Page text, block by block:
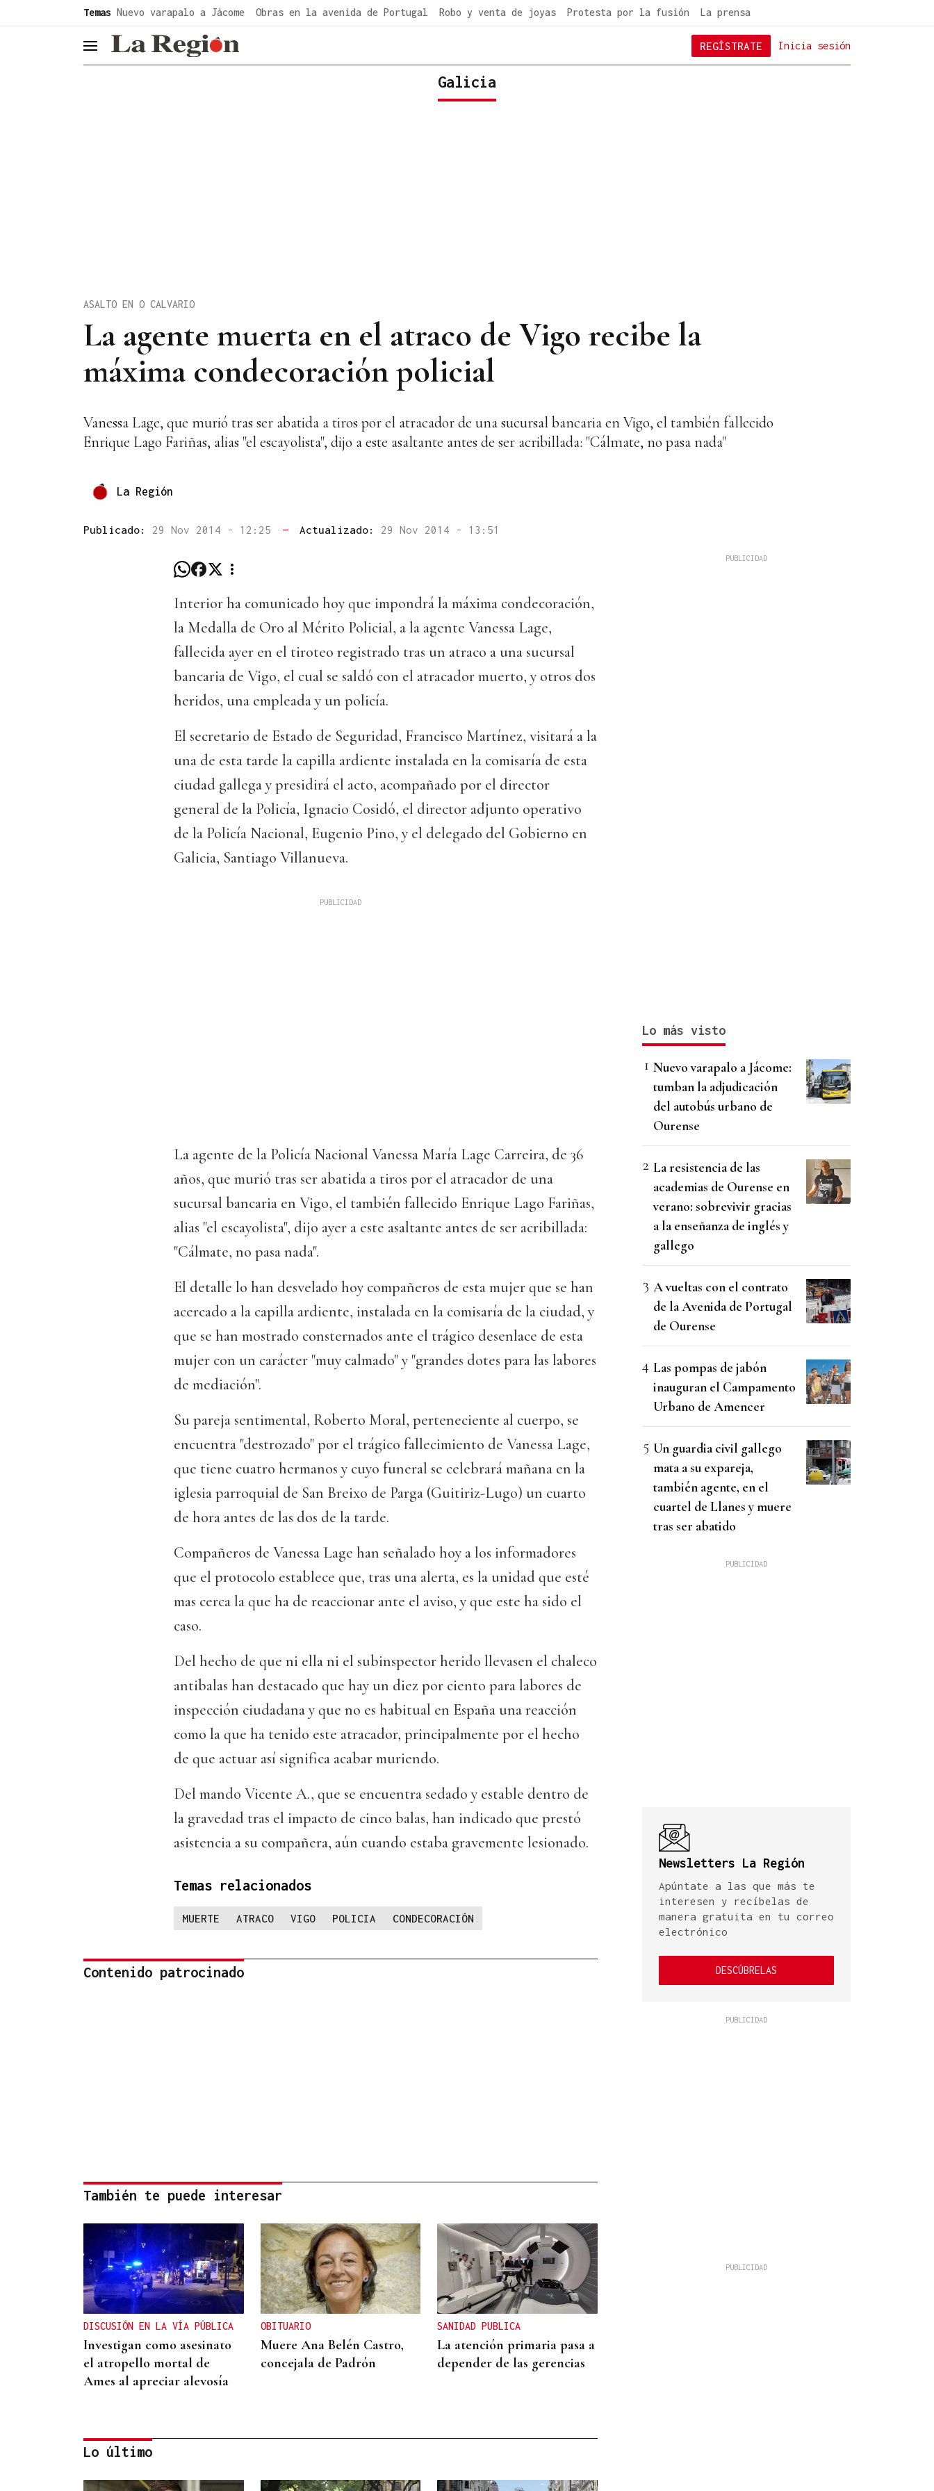
Temas Nuevo varapalo a Jácome Obras en la avenida de Portugal Robo y venta de joyas Protesta por la fusión La prensa
header.menu.open Inicia sesión
REGÍSTRATE
Galicia
La agente muerta en el atraco de Vigo recibe la
máxima condecoración policial
ASALTO EN O CALVARIO
Vanessa Lage, que murió tras ser abatida a tiros por el atracador de una sucursal bancaria en Vigo, el también fallecido
Enrique Lago Fariñas, alias "el escayolista", dijo a este asaltante antes de ser acribillada: "Cálmate, no pasa nada"
La Región
Publicado: 29 Nov 2014 - 12:25 — Actualizado: 29 Nov 2014 - 13:51
Interior ha comunicado hoy que impondrá la máxima condecoración,
la Medalla de Oro al Mérito Policial, a la agente Vanessa Lage,
fallecida ayer en el tiroteo registrado tras un atraco a una sucursal
bancaria de Vigo, el cual se saldó con el atracador muerto, y otros dos
heridos, una empleada y un policía.
El secretario de Estado de Seguridad, Francisco Martínez, visitará a la
una de esta tarde la capilla ardiente instalada en la comisaría de esta
ciudad gallega y presidirá el acto, acompañado por el director
general de la Policía, Ignacio Cosidó, el director adjunto operativo
de la Policía Nacional, Eugenio Pino, y el delegado del Gobierno en
Galicia, Santiago Villanueva.
La agente de la Policía Nacional Vanessa María Lage Carreira, de 36
años, que murió tras ser abatida a tiros por el atracador de una
sucursal bancaria en Vigo, el también fallecido Enrique Lago Fariñas,
alias "el escayolista", dijo ayer a este asaltante antes de ser acribillada:
"Cálmate, no pasa nada".
El detalle lo han desvelado hoy compañeros de esta mujer que se han
acercado a la capilla ardiente, instalada en la comisaría de la ciudad, y
que se han mostrado consternados ante el trágico desenlace de esta
mujer con un carácter "muy calmado" y "grandes dotes para las labores
de mediación".
Su pareja sentimental, Roberto Moral, perteneciente al cuerpo, se
encuentra "destrozado" por el trágico fallecimiento de Vanessa Lage,
que tiene cuatro hermanos y cuyo funeral se celebrará mañana en la
iglesia parroquial de San Breixo de Parga (Guitiriz-Lugo) un cuarto
de hora antes de las dos de la tarde.
Compañeros de Vanessa Lage han señalado hoy a los informadores
que el protocolo establece que, tras una alerta, es la unidad que esté
mas cerca la que ha de reaccionar ante el aviso, y que este ha sido el
caso.
Del hecho de que ni ella ni el subinspector herido llevasen el chaleco
antibalas han destacado que hay un diez por ciento para labores de
inspección ciudadana y que no es habitual en España una reacción
como la que ha tenido este atracador, principalmente por el hecho
de que actuar así significa acabar muriendo.
Del mando Vicente A., que se encuentra sedado y estable dentro de
la gravedad tras el impacto de cinco balas, han indicado que prestó
asistencia a su compañera, aún cuando estaba gravemente lesionado.
Temas relacionados
MUERTE ATRACO VIGO POLICIA CONDECORACIÓN
Contenido patrocinado
También te puede interesar
DISCUSIÓN EN LA VÍA PÚBLICA
Investigan como asesinato
el atropello mortal de
Ames al apreciar alevosía
OBITUARIO
Muere Ana Belén Castro,
concejala de Padrón
SANIDAD PUBLICA
La atención primaria pasa a
depender de las gerencias
Lo último
Lo más visto
Nuevo varapalo a Jácome:
tumban la adjudicación
del autobús urbano de
Ourense
La resistencia de las
academias de Ourense en
verano: sobrevivir gracias
a la enseñanza de inglés y
gallego
A vueltas con el contrato
de la Avenida de Portugal
de Ourense
Las pompas de jabón
inauguran el Campamento
Urbano de Amencer
Un guardia civil gallego
mata a su expareja,
también agente, en el
cuartel de Llanes y muere
tras ser abatido
Newsletters La Región
Apúntate a las que más te
interesen y recíbelas de
manera gratuita en tu correo
electrónico
DESCÚBRELAS